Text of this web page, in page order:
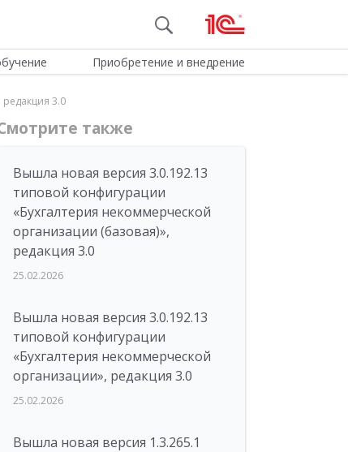
Приобретение и внедрение
3.0
также
Вышла новая версия 3.0.192.13
типовой конфигурации
«Бухгалтерия некоммерческой
организации (базовая)»,
редакция 3.0
25.02.2026
Вышла новая версия 3.0.192.13
типовой конфигурации
«Бухгалтерия некоммерческой
организации», редакция 3.0
25.02.2026
Вышла новая версия 1.3.265.1